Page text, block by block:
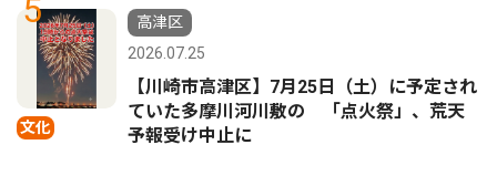
5
文化
高津区
2026.07.25
【川崎市高津区】7月25日（土）に予定され
ていた多摩川河川敷の 「点火祭」、荒天
予報受け中止に